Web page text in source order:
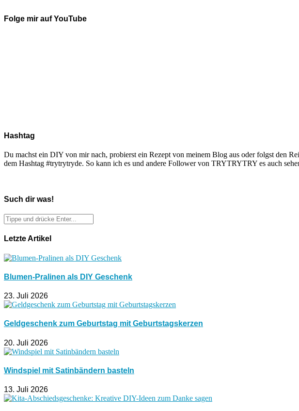
Folge mir auf YouTube
Hashtag
Du machst ein DIY von mir nach, probierst ein Rezept von meinem Blog aus oder folgst den
dem Hashtag #trytrytryde. So kann ich es und andere Follower von TRYTRYTRY es auch
Such dir was!
Letzte Artikel
Blumen-Pralinen als DIY Geschenk
23. Juli 2026
Geldgeschenk zum Geburtstag mit Geburtstagskerzen
20. Juli 2026
Windspiel mit Satinbändern basteln
13. Juli 2026